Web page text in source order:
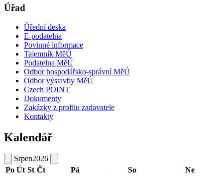
Úřad
Úřední deska
E-podatelna
Povinné informace
Tajemník MěÚ
Podatelna MěÚ
Odbor hospodářsko-správní MěÚ
Odbor výstavby MěÚ
Czech POINT
Dokumenty
Zakázky z profilu zadavatele
Kontakty
Kalendář
Srpen2026
Po Út St Čt Pá So Ne